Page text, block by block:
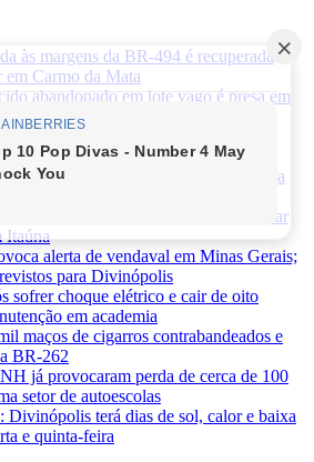
às margens da BR-494 é recuperada
Carmo da Mata
abandonado em lote vago é presa em
após ataque a facadas no bairro
fim de semana será de sol, calor e baixa
da recepção de hospital após reclamar
Itaúna
alerta de vendaval em Minas Gerais;
para Divinópolis
sofrer choque elétrico e cair de oito
em academia
maços de cigarros contrabandeados e
BR-262
já provocaram perda de cerca de 100
setor de autoescolas
Divinópolis terá dias de sol, calor e baixa
e quinta-feira